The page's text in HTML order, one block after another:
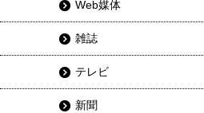
Web媒体
雑誌
テレビ
新聞